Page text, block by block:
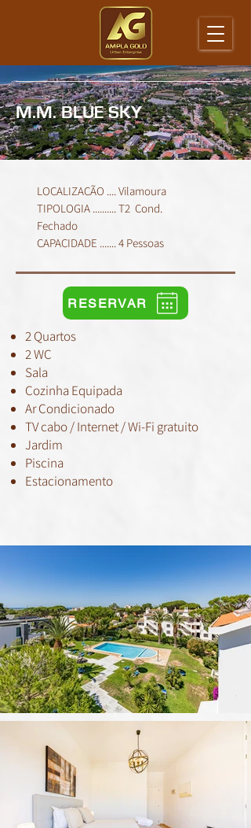
M.M. BLUE SKY
LOCALIZAÇÃO .... Vilamoura
TIPOLOGIA .......... T2 Cond.
Fechado
CAPACIDADE ....... 4 Pessoas
RESERVAR
2 Quartos
2 WC
Sala
Cozinha Equipada
Ar Condicionado
TV cabo / Internet / Wi-Fi gratuito
Jardim
Piscina
Estacionamento